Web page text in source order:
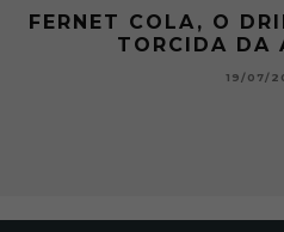
FERNET COLA, O
TORCIDA DA
19/07/